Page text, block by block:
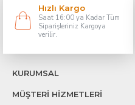
Hızlı Kargo
Saat 16:00 ya Kadar Tüm
Siparişleriniz Kargoya
verilir.
KURUMSAL
MÜŞTERİ HİZMETLERİ